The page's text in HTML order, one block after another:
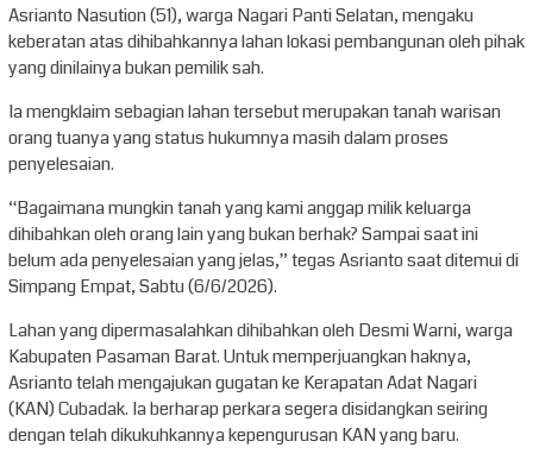
Asrianto Nasution (51), warga Nagari Panti Selatan, mengaku
keberatan atas dihibahkannya lahan lokasi pembangunan oleh pihak
yang dinilainya bukan pemilik sah.
Ia mengklaim sebagian lahan tersebut merupakan tanah warisan
orang tuanya yang status hukumnya masih dalam proses
penyelesaian.
“Bagaimana mungkin tanah yang kami anggap milik keluarga
dihibahkan oleh orang lain yang bukan berhak? Sampai saat ini
belum ada penyelesaian yang jelas,” tegas Asrianto saat ditemui di
Simpang Empat, Sabtu (6/6/2026).
Lahan yang dipermasalahkan dihibahkan oleh Desmi Warni, warga
Kabupaten Pasaman Barat. Untuk memperjuangkan haknya,
Asrianto telah mengajukan gugatan ke Kerapatan Adat Nagari
(KAN) Cubadak. Ia berharap perkara segera disidangkan seiring
dengan telah dikukuhkannya kepengurusan KAN yang baru.